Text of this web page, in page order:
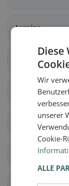
Lumino
Acquarossa
Serravalle
Diese
Wir
unserer
Cookie-
ALLE